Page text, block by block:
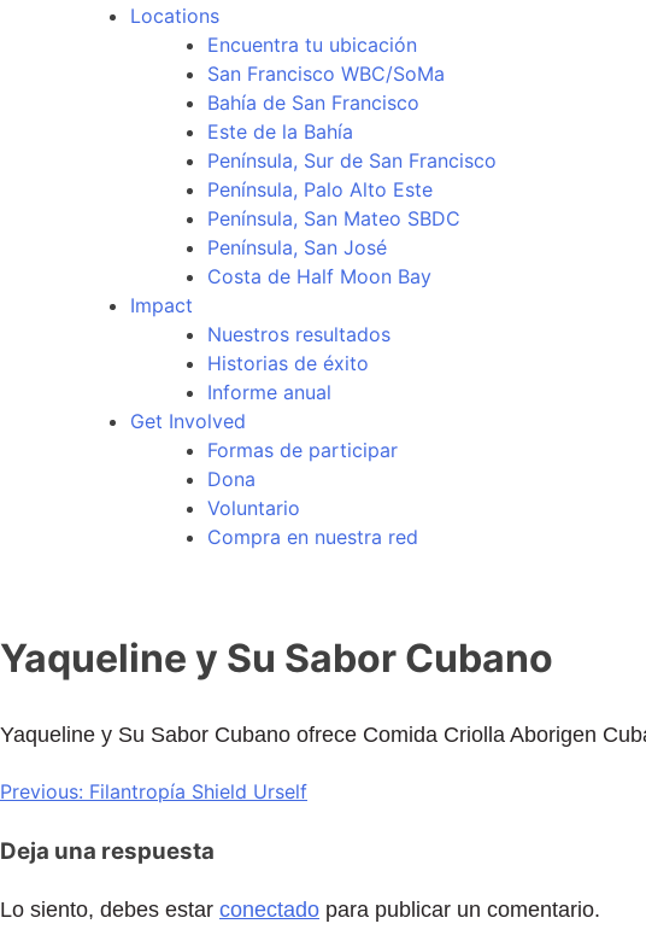
Locations
Encuentra tu ubicación
San Francisco WBC/SoMa
Bahía de San Francisco
Este de la Bahía
Península, Sur de San Francisco
Península, Palo Alto Este
Península, San Mateo SBDC
Península, San José
Costa de Half Moon Bay
Impact
Nuestros resultados
Historias de éxito
Informe anual
Get Involved
Formas de participar
Dona
Voluntario
Compra en nuestra red
Yaqueline y Su Sabor Cubano
Yaqueline y Su Sabor Cubano ofrece Comida Criolla Aborigen
Previous: Filantropía Shield Urself
Deja una respuesta
Lo siento, debes estar conectado para publicar un comentario.